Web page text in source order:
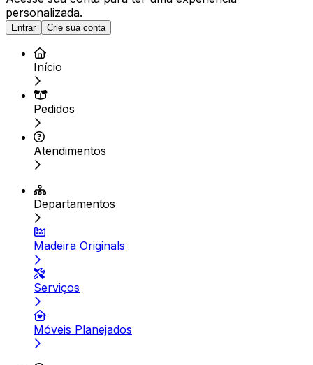
personalizada.
Entrar Crie sua conta
Início
Pedidos
Atendimentos
Departamentos
Madeira Originals
Serviços
Móveis Planejados